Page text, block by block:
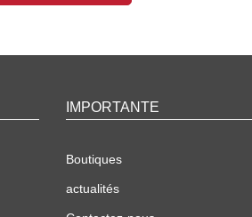
IMPORTANTE
Boutiques
actualités